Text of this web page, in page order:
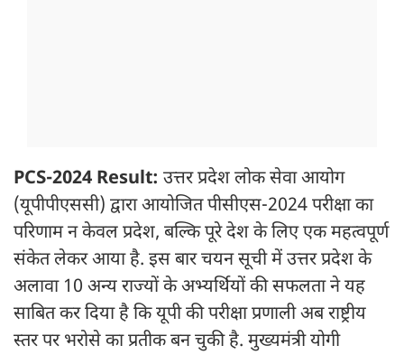
PCS-2024 Result: उत्तर प्रदेश लोक सेवा आयोग
(यूपीपीएससी) द्वारा आयोजित पीसीएस-2024 परीक्षा का
परिणाम न केवल प्रदेश, बल्कि पूरे देश के लिए एक महत्वपूर्ण
संकेत लेकर आया है. इस बार चयन सूची में उत्तर प्रदेश के
अलावा 10 अन्य राज्यों के अभ्यर्थियों की सफलता ने यह
साबित कर दिया है कि यूपी की परीक्षा प्रणाली अब राष्ट्रीय
स्तर पर भरोसे का प्रतीक बन चुकी है. मुख्यमंत्री योगी